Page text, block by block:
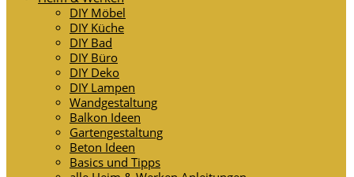
DIY Möbel
DIY Küche
DIY Bad
DIY Büro
DIY Deko
DIY Lampen
Wandgestaltung
Balkon Ideen
Gartengestaltung
Beton Ideen
Basics und Tipps